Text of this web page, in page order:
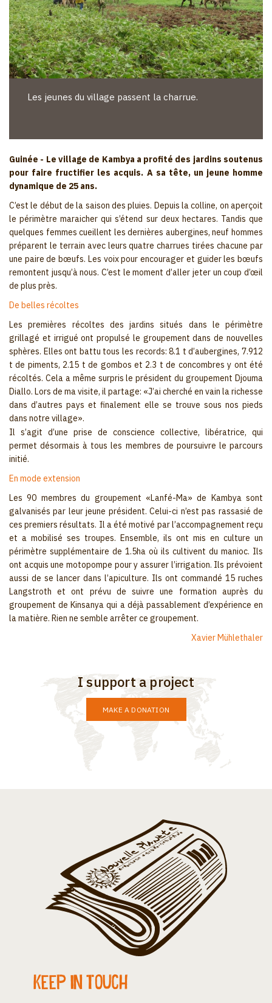
Les jeunes du village passent la charrue.
Guinée - Le village de Kambya a profité des jardins soutenus
pour faire fructifier les acquis. A sa tête, un jeune homme
dynamique de 25 ans.
C’est le début de la saison des pluies. Depuis la colline, on aperçoit
le périmètre maraicher qui s’étend sur deux hectares. Tandis que
quelques femmes cueillent les dernières aubergines, neuf hommes
préparent le terrain avec leurs quatre charrues tirées chacune par
une paire de bœufs. Les voix pour encourager et guider les bœufs
remontent jusqu’à nous. C’est le moment d’aller jeter un coup d’œil
de plus près.
De belles récoltes
Les premières récoltes des jardins situés dans le périmètre
grillagé et irrigué ont propulsé le groupement dans de nouvelles
sphères. Elles ont battu tous les records: 8.1 t d’aubergines, 7.912
t de piments, 2.15 t de gombos et 2.3 t de concombres y ont été
récoltés. Cela a même surpris le président du groupement Djouma
Diallo. Lors de ma visite, il partage: «J’ai cherché en vain la richesse
dans d’autres pays et finalement elle se trouve sous nos pieds
dans notre village».
Il s’agit d’une prise de conscience collective, libératrice, qui
permet désormais à tous les membres de poursuivre le parcours
initié.
En mode extension
Les 90 membres du groupement «Lanfé-Ma» de Kambya sont
galvanisés par leur jeune président. Celui-ci n’est pas rassasié de
ces premiers résultats. Il a été motivé par l’accompagnement reçu
et a mobilisé ses troupes. Ensemble, ils ont mis en culture un
périmètre supplémentaire de 1.5ha où ils cultivent du manioc. Ils
ont acquis une motopompe pour y assurer l’irrigation. Ils prévoient
aussi de se lancer dans l’apiculture. Ils ont commandé 15 ruches
Langstroth et ont prévu de suivre une formation auprès du
groupement de Kinsanya qui a déjà passablement d’expérience en
la matière. Rien ne semble arrêter ce groupement.
Xavier Mühlethaler
I support a project
MAKE A DONATION
Keep in touch